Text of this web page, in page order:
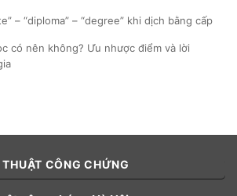
– “diploma” – “degree” khi dịch bằng cấp
có nên không? Ưu nhược điểm và lời
CÔNG CHỨNG